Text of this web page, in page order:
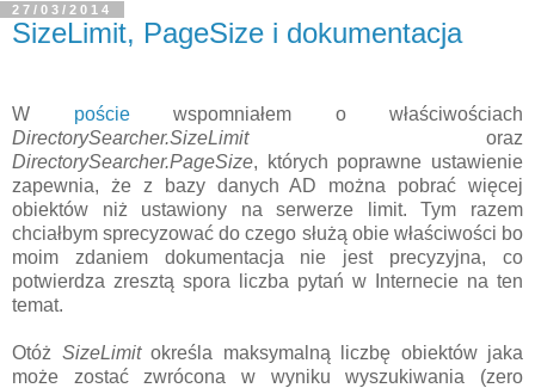
27/03/2014
SizeLimit, PageSize i dokumentacja
W pościewspomniałem o właściwościach
DirectorySearcher.SizeLimitoraz
DirectorySearcher.PageSize, których poprawne ustawienie
zapewnia, że z bazy danych AD można pobrać więcej
obiektów niż ustawiony na serwerze limit. Tym razem
chciałbym sprecyzować do czego służą obie właściwości bo
moim zdaniem dokumentacja nie jest precyzyjna, co
potwierdza zresztą spora liczba pytań w Internecie na ten
temat.
Otóż SizeLimitokreśla maksymalną liczbę obiektów jaka
może zostać zwrócona w wyniku wyszukiwania (zero